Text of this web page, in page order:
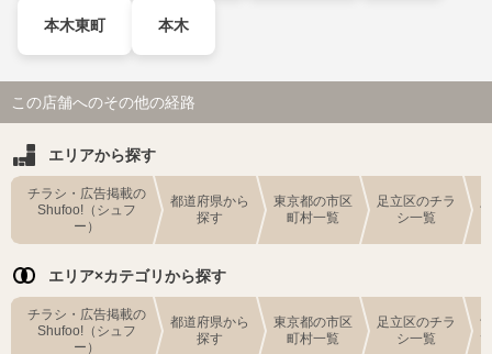
本木東町 本木
この店舗へのその他の経路
エリアから探す
チラシ・広告掲載の
Shufoo!（シュフ
ー）
都道府県から
探す
東京都の市区
町村一覧
足立区のチラ
シ一覧
エリア×カテゴリから探す
チラシ・広告掲載の
Shufoo!（シュフ
ー）
都道府県から
探す
東京都の市区
町村一覧
足立区のチラ
シ一覧